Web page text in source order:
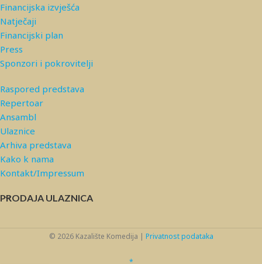
Financijska izvješća
Natječaji
Financijski plan
Press
Sponzori i pokrovitelji
Raspored predstava
Repertoar
Ansambl
Ulaznice
Arhiva predstava
Kako k nama
Kontakt/Impressum
PRODAJA ULAZNICA
© 2026 Kazalište Komedija | Privatnost podataka